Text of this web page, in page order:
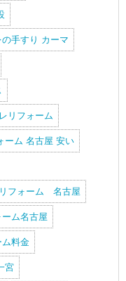
の手すり カーマ
リフォーム
ーム 名古屋 安い
リフォーム 名古屋
ーム名古屋
ム料金
宮